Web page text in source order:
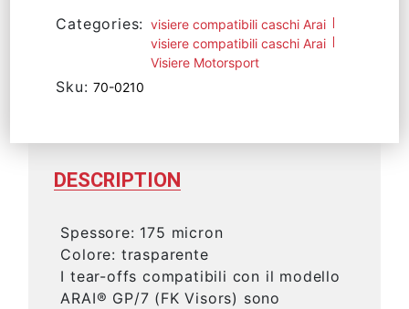
Categories: visiere compatibili caschi Arai
visiere compatibili caschi Arai
Visiere Motorsport
Sku: 70-0210
DESCRIPTION
Spessore: 175 micron
Colore: trasparente
I tear-offs compatibili con il modello
ARAI® GP/7 (FK Visors) sono